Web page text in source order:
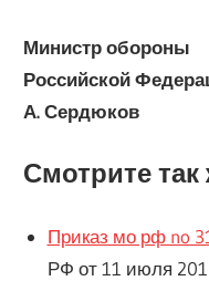
Министр обороны
Российской
А. Сердюков
Смотрите так
Приказ мо рф no
РФ от 11 июля